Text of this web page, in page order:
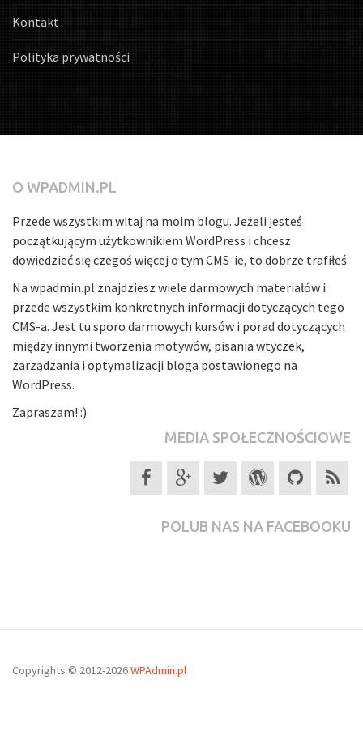
Kontakt
Polityka prywatności
O WPADMIN.PL
Przede wszystkim witaj na moim blogu. Jeżeli jesteś
początkującym użytkownikiem WordPress i chcesz
dowiedzieć się czegoś więcej o tym CMS-ie, to dobrze trafiłeś.
Na wpadmin.pl znajdziesz wiele darmowych materiałów i
przede wszystkim konkretnych informacji dotyczących tego
CMS-a. Jest tu sporo darmowych kursów i porad dotyczących
między innymi tworzenia motywów, pisania wtyczek,
zarządzania i optymalizacji bloga postawionego na
WordPress.
Zapraszam! :)
MEDIA SPOŁECZNOŚCIOWE
POLUB NAS NA FACEBOOKU
Copyrights © 2012-2026WPAdmin.pl